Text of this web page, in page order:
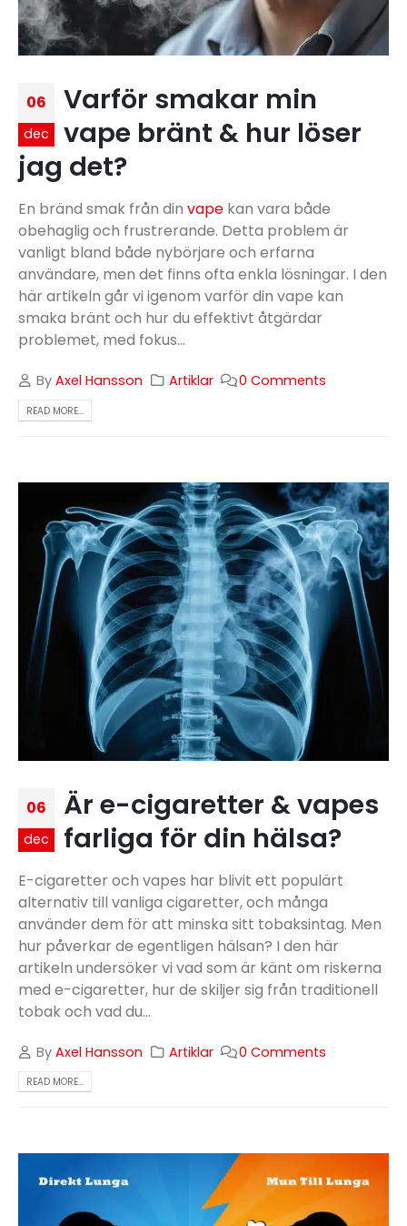
06
dec
Varför smakar min
vape bränt & hur löser
jag det?
En bränd smak från din vape kan vara både
obehaglig och frustrerande. Detta problem är
vanligt bland både nybörjare och erfarna
användare, men det finns ofta enkla lösningar. I den
här artikeln går vi igenom varför din vape kan
smaka bränt och hur du effektivt åtgärdar
problemet, med fokus...
ByAxel Hansson Artiklar 0 Comments
READ MORE...
06
dec
Är e-cigaretter & vapes
farliga för din hälsa?
E-cigaretter och vapes har blivit ett populärt
alternativ till vanliga cigaretter, och många
använder dem för att minska sitt tobaksintag. Men
hur påverkar de egentligen hälsan? I den här
artikeln undersöker vi vad som är känt om riskerna
med e-cigaretter, hur de skiljer sig från traditionell
tobak och vad du...
ByAxel Hansson Artiklar 0 Comments
READ MORE...